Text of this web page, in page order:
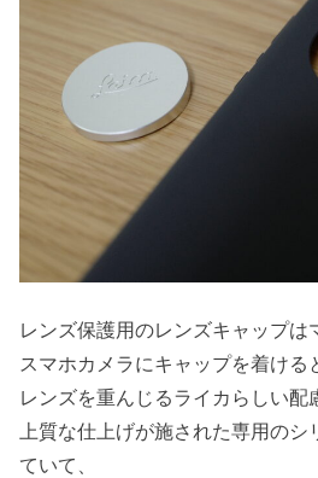
レンズ保護用のレンズキャップは
スマホカメラにキャップを着ける
レンズを重んじるライカらしい配
上質な仕上げが施された専用の
ていて、